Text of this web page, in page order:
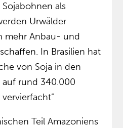
Sojabohnen als
Urwälder
mehr Anbau- und
In Brasilien hat
von Soja in den
rund 340.000
Teil Amazoniens